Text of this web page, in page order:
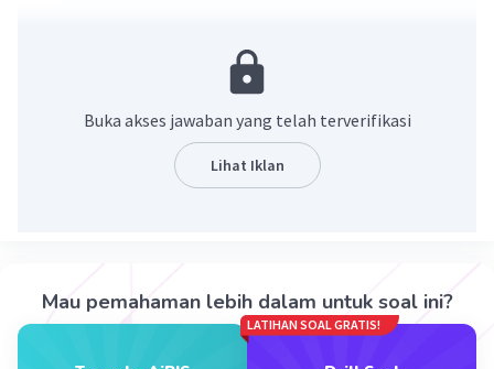
ikab Gupi Rp15.000,00 dan Ikan Tetra Rp8.000,00
untuk menyelesaikan sistem pertidaksamaan
linear tiga variabel dapat menggunakan metode
campuran yaitu eliminasi dan substitusi.
Buka akses jawaban yang telah terverifikasi
Lihat Iklan
Mau pemahaman lebih dalam untuk soal ini?
LATIHAN SOAL GRATIS!